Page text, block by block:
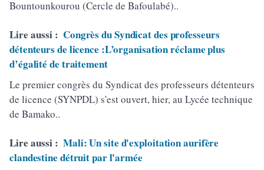
Bountounkourou (Cercle de Bafoulabé)..
Lire aussi : Congrès du Syndicat des professeurs
détenteurs de licence :L’organisation réclame plus
d’égalité de traitement
Le premier congrès du Syndicat des professeurs détenteurs
de licence (SYNPDL) s'est ouvert, hier, au Lycée technique
de Bamako..
Lire aussi : Mali: Un site d'exploitation aurifère
clandestine détruit par l'armée